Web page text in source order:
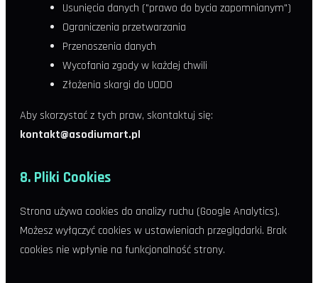
Usunięcia danych ("prawo do bycia zapomnianym")
Ograniczenia przetwarzania
Przenoszenia danych
Wycofania zgody w każdej chwili
Złożenia skargi do UODO
Aby skorzystać z tych praw, skontaktuj się:
kontakt@asodiumart.pl
8. Pliki Cookies
Strona używa cookies do analizy ruchu (Google Analytics).
Możesz wyłączyć cookies w ustawieniach przeglądarki. Brak
cookies nie wpłynie na funkcjonalność strony.